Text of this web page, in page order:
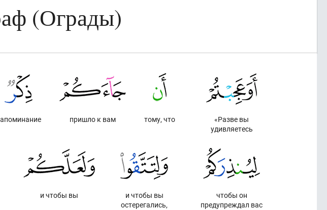
(Ограды)
«Разве вы
удивляетесь
тому, что
пришло к вам
чтобы он
предупреждал вас
и чтобы вы
остерегались,
и чтобы вы